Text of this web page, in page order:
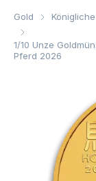
Gold
1/10 Unze
Pferd 2026